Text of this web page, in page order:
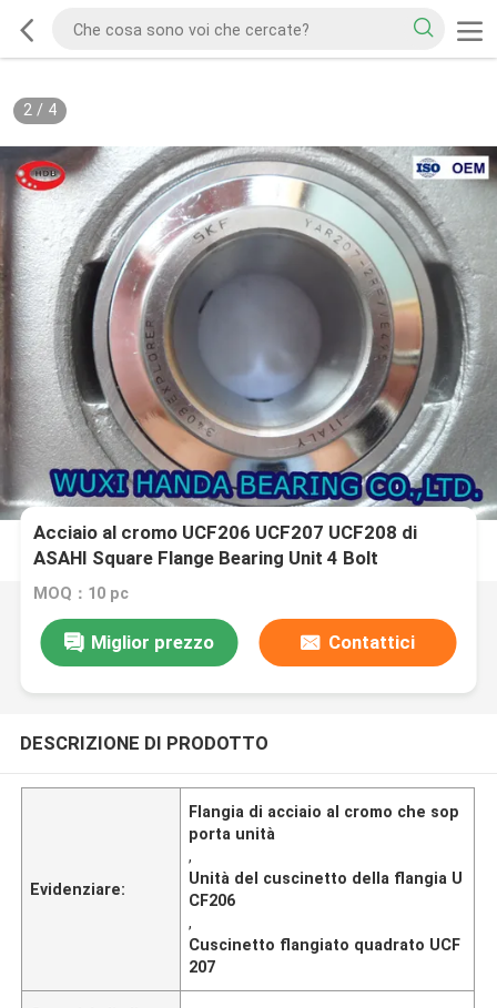
2/ 4
Acciaio al cromo UCF206 UCF207 UCF208 di
ASAHI Square Flange Bearing Unit 4 Bolt
MOQ：10 pc
Miglior prezzo Contattici
DESCRIZIONE DI PRODOTTO
Evidenziare:
Flangia di acciaio al cromo che sop
porta unità
,
Unità del cuscinetto della flangia U
CF206
,
Cuscinetto flangiato quadrato UCF
207